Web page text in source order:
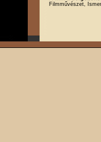
Filmművészet,